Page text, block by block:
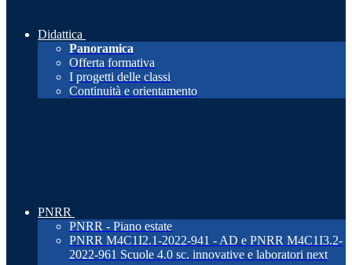
Didattica
Panoramica
Offerta formativa
I progetti delle classi
Continuità e orientamento
PNRR
PNRR - Piano estate
PNRR M4C1I2.1-2022-941 - AD e PNRR M4C1I3.2-
2022-961 Scuole 4.0 sc. innovative e laboratori next